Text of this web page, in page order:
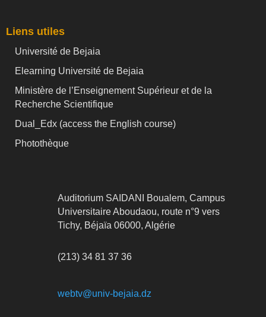
Liens utiles
Université de Bejaia
Elearning Université de Bejaia
Ministère de l’Enseignement Supérieur et de la
Recherche Scientifique
Dual_Edx (access the English course)
Photothèque
Auditorium SAIDANI Boualem, Campus
Universitaire Aboudaou, route n°9 vers
Tichy, Béjaïa 06000, Algérie
(213) 34 81 37 36
webtv@univ-bejaia.dz